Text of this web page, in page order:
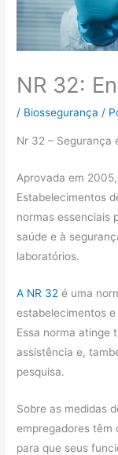
NR 32:
/ Biossegurança /
Nr 32 – Segurança
Aprovada em
Estabelecimentos
normas essenciais
saúde e à
laboratórios.
A NR 32 é uma
estabelecimentos
Essa norma atinge
assistência e,
pesquisa.
Sobre as medidas
empregadores têm
para que seus